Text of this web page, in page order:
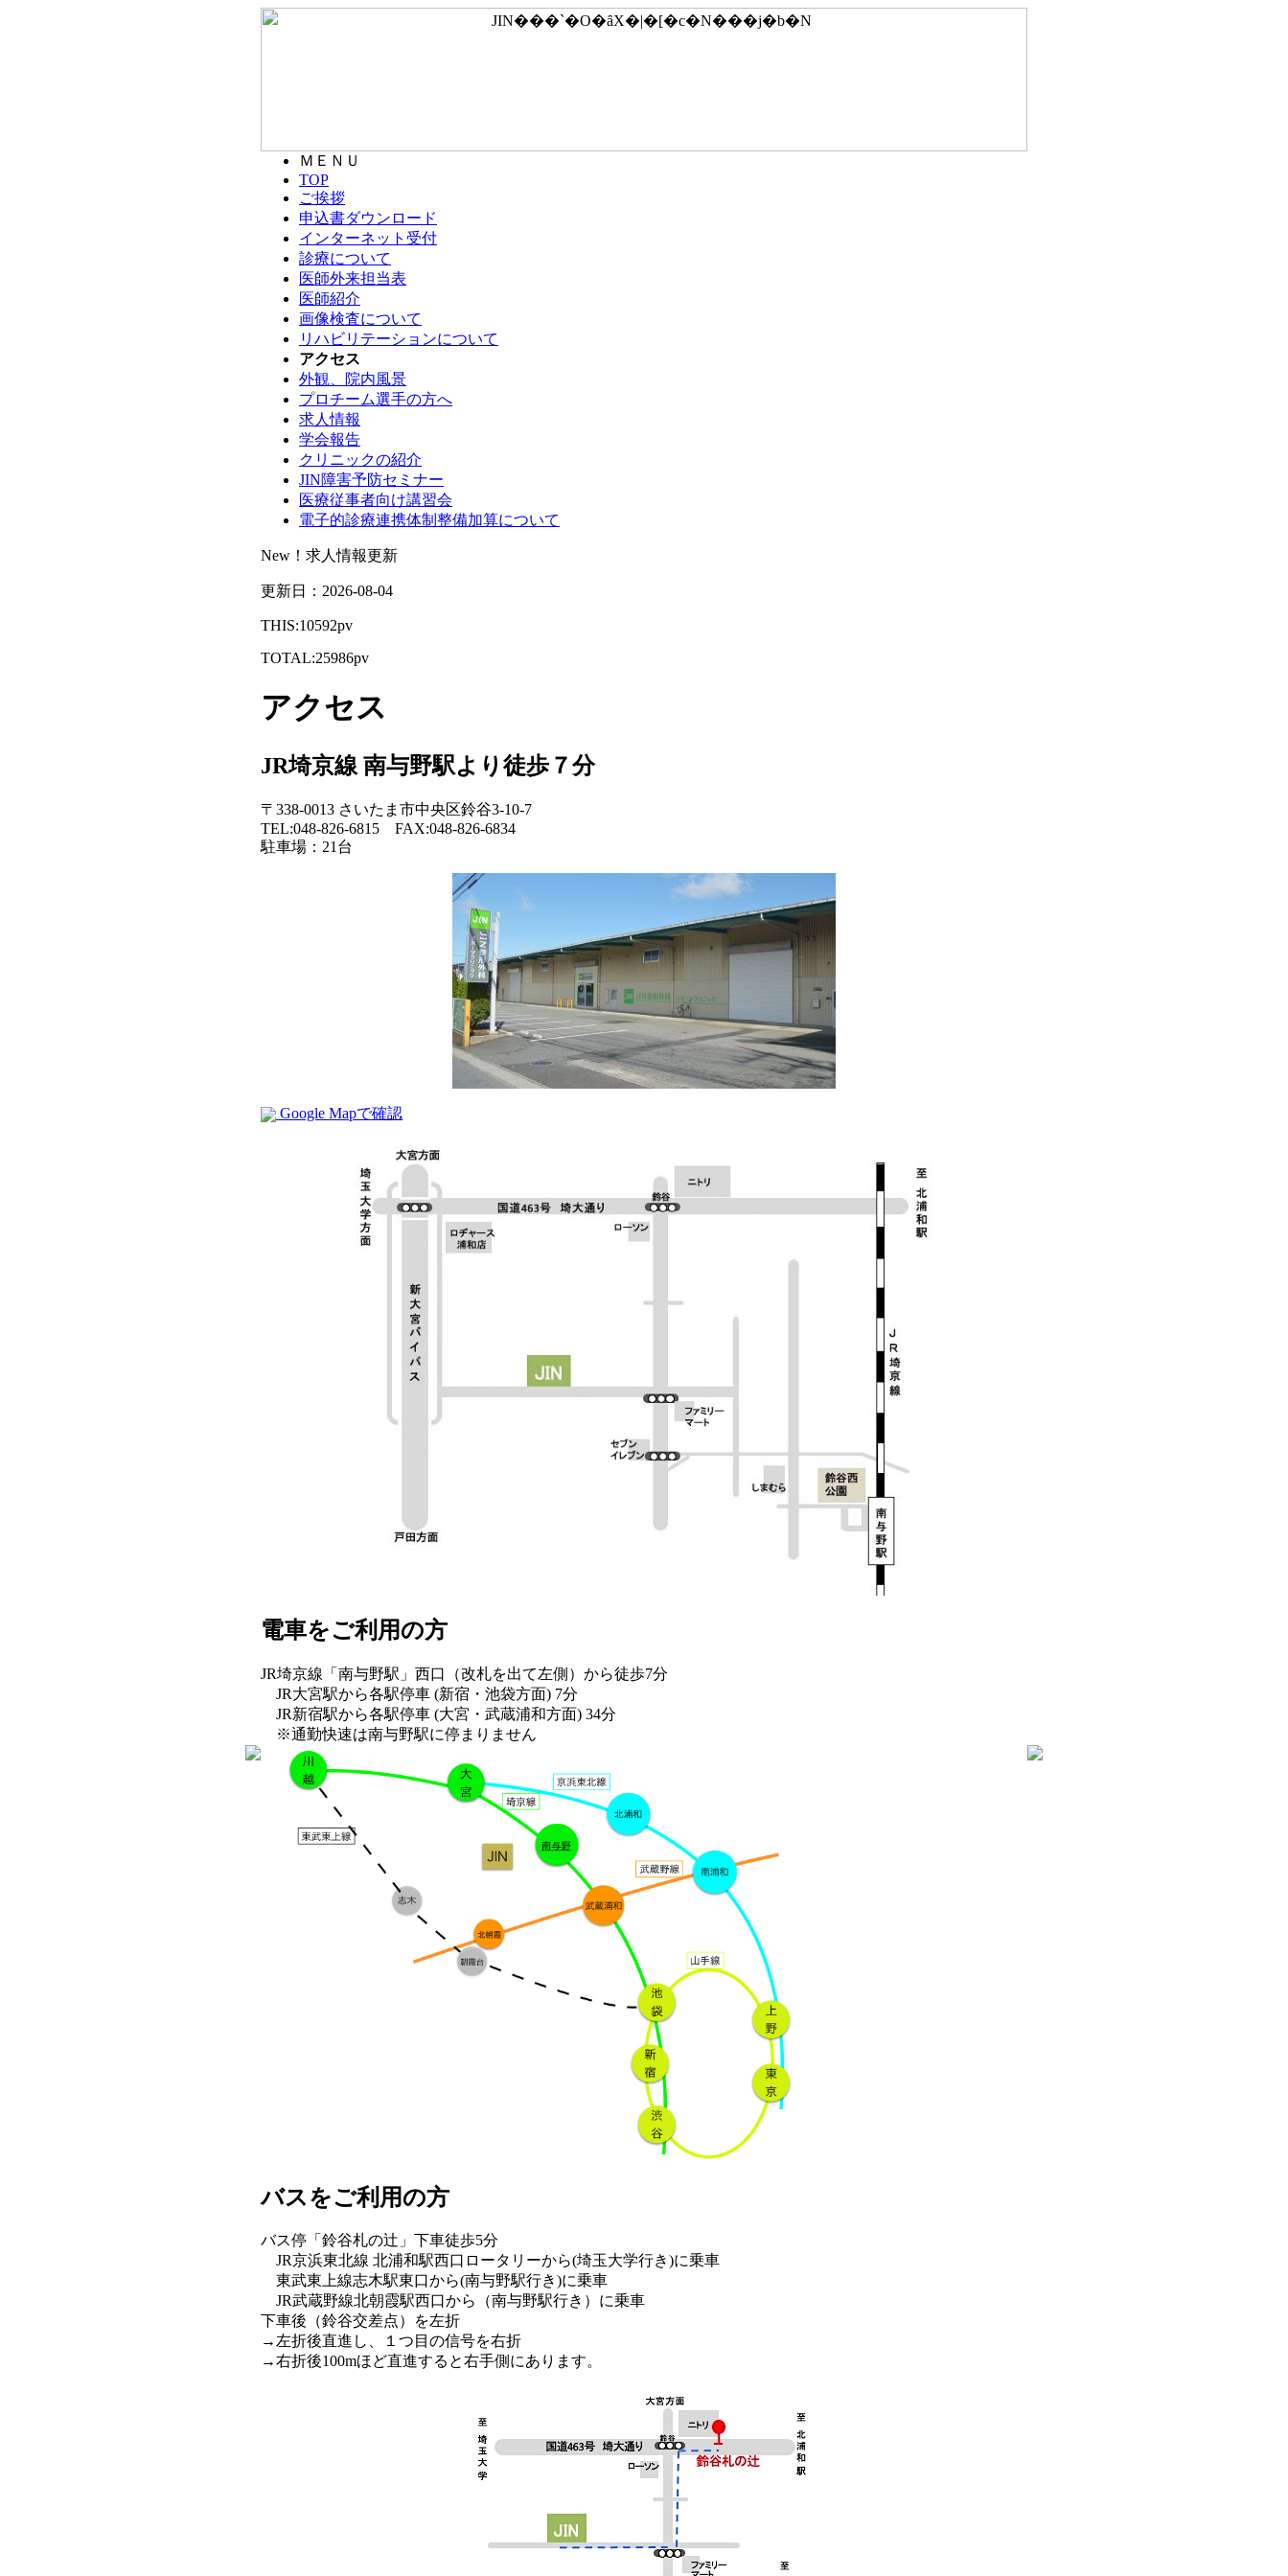
ＭＥＮＵ
TOP
ご挨拶
申込書ダウンロード
インターネット受付
診療について
医師外来担当表
医師紹介
画像検査について
リハビリテーションについて
アクセス
外観、院内風景
プロチーム選手の方へ
求人情報
学会報告
クリニックの紹介
JIN障害予防セミナー
医療従事者向け講習会
電子的診療連携体制整備加算について
New！ 求人情報更新
更新日：2026-08-04
THIS:10592pv
TOTAL:25986pv
アクセス
JR埼京線 南与野駅より徒歩７分
〒338-0013 さいたま市中央区鈴谷3-10-7
TEL:048-826-6815 FAX:048-826-6834
駐車場：21台
Google Mapで確認
電車をご利用の方
JR埼京線「南与野駅」西口（改札を出て左側）から徒歩7分
JR大宮駅から各駅停車 (新宿・池袋方面) 7分
JR新宿駅から各駅停車 (大宮・武蔵浦和方面) 34分
※通勤快速は南与野駅に停まりません
バスをご利用の方
バス停「鈴谷札の辻」下車徒歩5分
JR京浜東北線 北浦和駅西口ロータリーから(埼玉大学行き)に乗車
東武東上線志木駅東口から(南与野駅行き)に乗車
JR武蔵野線北朝霞駅西口から（南与野駅行き）に乗車
下車後（鈴谷交差点）を左折
→左折後直進し、１つ目の信号を右折
→右折後100mほど直進すると右手側にあります。